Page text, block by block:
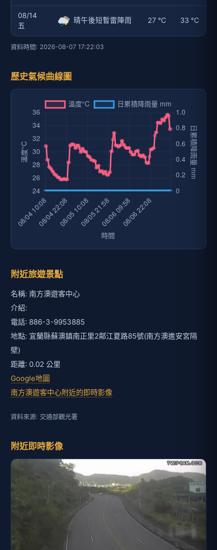
08/14
五
晴午後短暫雷陣雨 27 ℃ 33 ℃
資料時間: 2026-08-07 17:22:03
歷史氣候曲線圖
附近旅遊景點
名稱: 南方澳遊客中心
介紹:
電話: 886-3-9953885
地點: 宜蘭縣蘇澳鎮南正里2鄰江夏路85號(南方澳進安宮隔
壁)
距離: 0.02 公里
Google地圖
南方澳遊客中心附近的即時影像
資料來源: 交通部觀光署
附近即時影像